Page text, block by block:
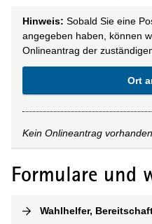
Hinweis: Sobald Sie eine
angegeben haben, können
Onlineantrag der
Ort
Kein Onlineantrag vorhanden
Formulare und
Wahlhelfer,